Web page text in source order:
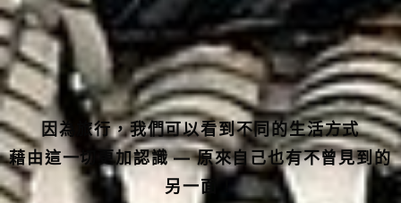
因為旅行，我們可以看到不同的生活方式
藉由這一切更加認識 — 原來自己也有不曾見到的
另一面！
就讓我們為您安排最美好的假期